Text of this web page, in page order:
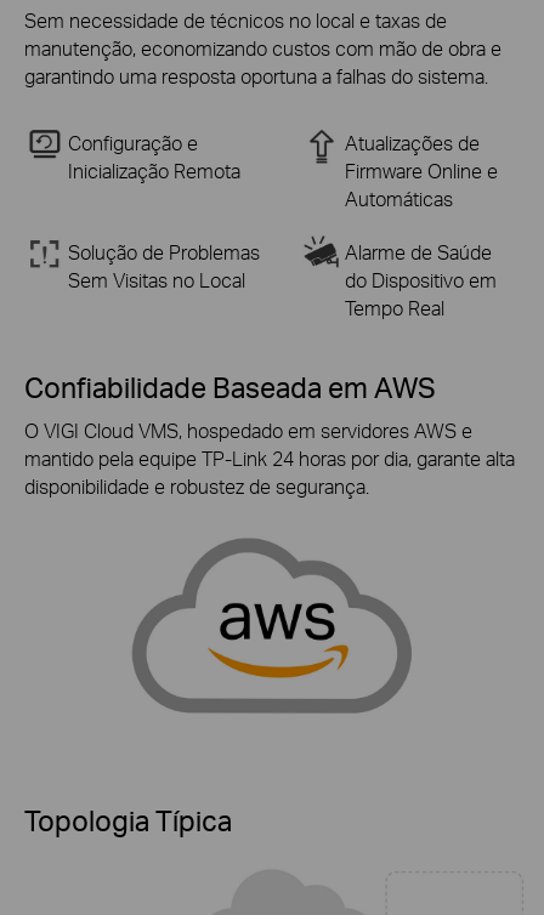
Sem necessidade de técnicos no local e taxas de
manutenção, economizando custos com mão de obra e
garantindo uma resposta oportuna a falhas do sistema.
Configuração e
Inicialização Remota
Atualizações de
Firmware Online e
Automáticas
Solução de Problemas
Sem Visitas no Local
Alarme de Saúde
do Dispositivo em
Tempo Real
Confiabilidade Baseada em AWS
O VIGI Cloud VMS, hospedado em servidores AWS e
mantido pela equipe TP-Link 24 horas por dia, garante alta
disponibilidade e robustez de segurança.
Topologia Típica